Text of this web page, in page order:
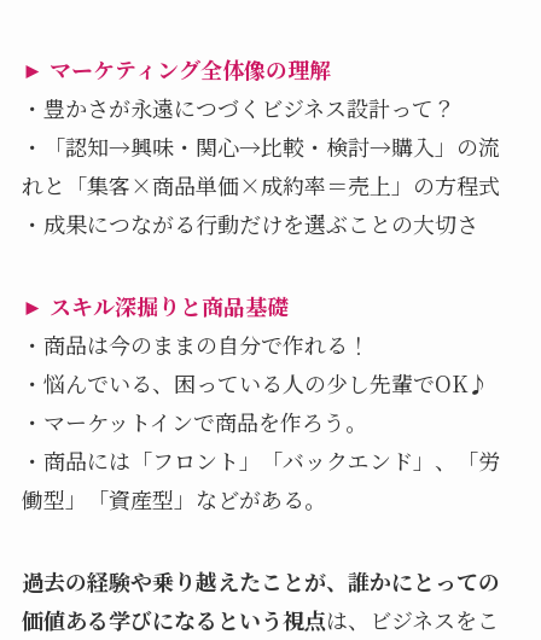
► マーケティング全体像の理解
・豊かさが永遠につづくビジネス設計って？
・「認知→興味・関心→比較・検討→購⼊」の流
れと「集客×商品単価×成約率＝売上」の方程式
・成果につながる⾏動だけを選ぶことの大切さ
► スキル深掘りと商品基礎
・商品は今のままの⾃分で作れる！
・悩んでいる、困っている⼈の少し先輩でOK♪
・マーケットインで商品を作ろう。
・商品には「フロント」「バックエンド」、「労
働型」「資産型」などがある。
過去の経験や乗り越えたことが、誰かにとっての
価値ある学びになるという視点は、ビジネスをこ